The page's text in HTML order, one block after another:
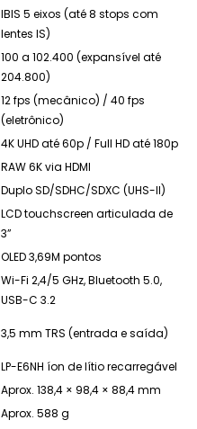
IBIS 5 eixos (até 8 stops com
lentes IS)
100 a 102.400 (expansível até
204.800)
12 fps (mecânico) / 40 fps
(eletrônico)
4K UHD até 60p / Full HD até 180p
RAW 6K via HDMI
Duplo SD/SDHC/SDXC (UHS-II)
LCD touchscreen articulada de
3”
OLED 3,69M pontos
Wi-Fi 2,4/5 GHz, Bluetooth 5.0,
USB-C 3.2
3,5 mm TRS (entrada e saída)
LP-E6NH íon de lítio recarregável
Aprox. 138,4 × 98,4 × 88,4 mm
Aprox. 588 g